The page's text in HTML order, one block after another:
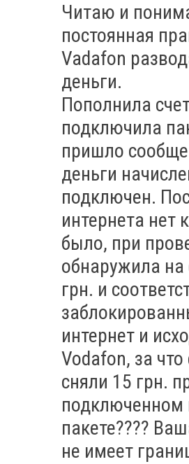
Читаю и
постоянная
Vadafon
деньги.
Пополнила
подключила
пришло
деньги
подключен.
интернета нет
было, при
обнаружила на
грн. и
интернет и
Vodafon, за что
сняли 15 грн.
подключенном
пакете????
не имеет